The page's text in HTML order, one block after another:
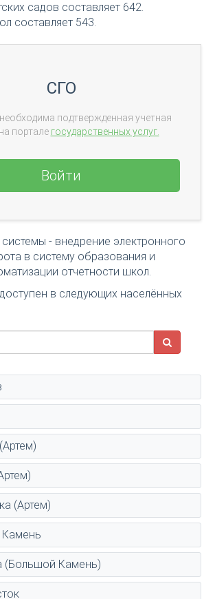
садов составляет 642.
составляет 543.
СГО
подтвержденная учетная
портале государственных услуг.
Войти
системы - внедрение электронного
в систему образования и
отчетности школ.
в следующих населённых
(Артем)
(Большой Камень)